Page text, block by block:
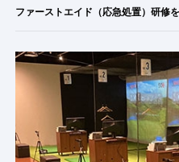
ファーストエイド（応急処置）研修